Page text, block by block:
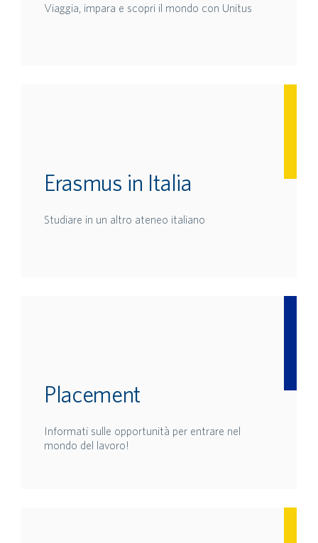
Viaggia, impara e scopri il mondo con Unitus
Erasmus in Italia
Studiare in un altro ateneo italiano
Placement
Informati sulle opportunità per entrare nel
mondo del lavoro!